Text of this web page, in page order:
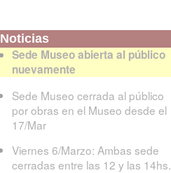
Noticias
Sede Museo abierta al público
nuevamente
Sede Museo cerrada al público
por obras en el Museo desde el
17/Mar
Viernes 6/Marzo: Ambas sede
cerradas entre las 12 y las 14hs.